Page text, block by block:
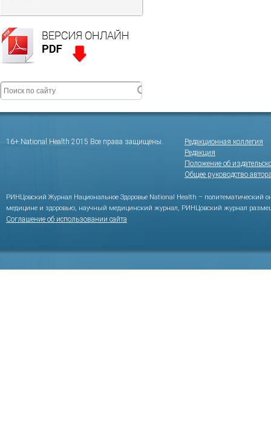
16+ National Health 2015 Все права защищены.
Редакционная коллегия
Редакция
Положение об
Общее руководство
РИНЦовский Журнал Национальное Здоровье National Health –
медицине и здоровью, научный медицинский журнал, РИНЦовский журнал
Соглашение об использовании сайта